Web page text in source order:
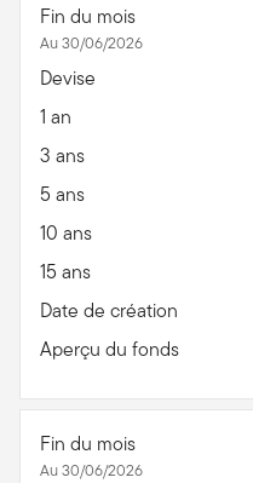
Fin du mois
Au 30/06/2026
Devise
1 an
3 ans
5 ans
10 ans
15 ans
Date de création
Aperçu du fonds
Fin du mois
Au 30/06/2026